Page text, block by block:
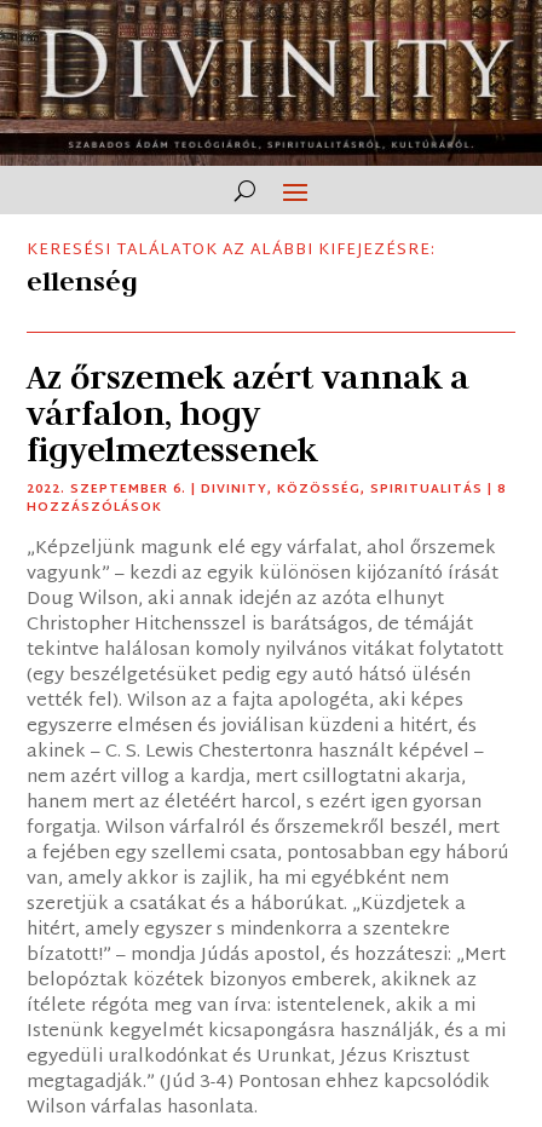
KERESÉSI TALÁLATOK AZ ALÁBBI KIFEJEZÉSRE:
ellenség
Az őrszemek azért vannak a
várfalon, hogy
figyelmeztessenek
2022. SZEPTEMBER 6. |DIVINITY,KÖZÖSSÉG,SPIRITUALITÁS | 8
HOZZÁSZÓLÁSOK
„Képzeljünk magunk elé egy várfalat, ahol őrszemek
vagyunk” – kezdi az egyik különösen kijózanító írását
Doug Wilson, aki annak idején az azóta elhunyt
Christopher Hitchensszel is barátságos, de témáját
tekintve halálosan komoly nyilvános vitákat folytatott
(egy beszélgetésüket pedig egy autó hátsó ülésén
vették fel). Wilson az a fajta apologéta, aki képes
egyszerre elmésen és joviálisan küzdeni a hitért, és
akinek – C. S. Lewis Chestertonra használt képével –
nem azért villog a kardja, mert csillogtatni akarja,
hanem mert az életéért harcol, s ezért igen gyorsan
forgatja. Wilson várfalról és őrszemekről beszél, mert
a fejében egy szellemi csata, pontosabban egy háború
van, amely akkor is zajlik, ha mi egyébként nem
szeretjük a csatákat és a háborúkat. „Küzdjetek a
hitért, amely egyszer s mindenkorra a szentekre
bízatott!” – mondja Júdás apostol, és hozzáteszi: „Mert
belopóztak közétek bizonyos emberek, akiknek az
ítélete régóta meg van írva: istentelenek, akik a mi
Istenünk kegyelmét kicsapongásra használják, és a mi
egyedüli uralkodónkat és Urunkat, Jézus Krisztust
megtagadják.” (Júd 3-4) Pontosan ehhez kapcsolódik
Wilson várfalas hasonlata.